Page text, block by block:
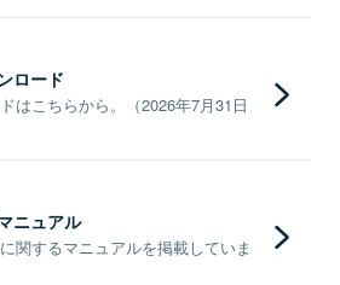
ロード
はこちらから。（2026年7月31日
ニュアル
関するマニュアルを掲載していま